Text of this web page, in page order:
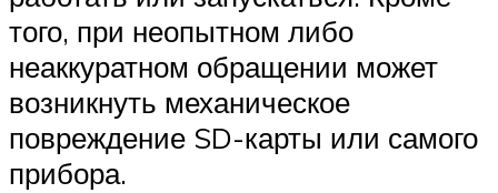
того, при неопытном либо
неаккуратном обращении может
возникнуть механическое
повреждение SD-карты или самого
прибора.